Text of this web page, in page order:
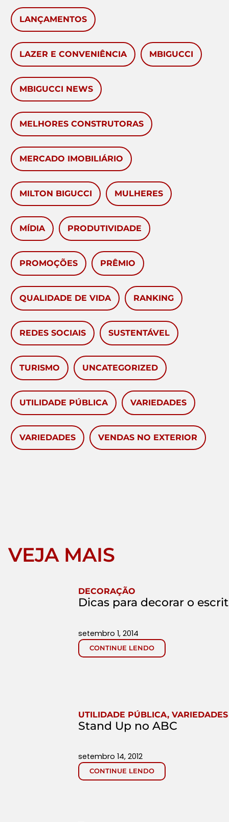
LANÇAMENTOS
LAZER E CONVENIÊNCIA MBIGUCCI
MBIGUCCI NEWS
MELHORES CONSTRUTORAS
MERCADO IMOBILIÁRIO
MILTON BIGUCCI MULHERES
MÍDIA PRODUTIVIDADE
PROMOÇÕES PRÊMIO
QUALIDADE DE VIDA RANKING
REDES SOCIAIS SUSTENTÁVEL
TURISMO UNCATEGORIZED
UTILIDADE PÚBLICA VARIEDADES
VARIEDADES VENDAS NO EXTERIOR
VEJA MAIS
DECORAÇÃO
Dicas para decorar o
CONTINUE LENDO
setembro 1, 2014
UTILIDADE PÚBLICA, VARIEDADES
Stand Up no ABC
CONTINUE LENDO
setembro 14, 2012